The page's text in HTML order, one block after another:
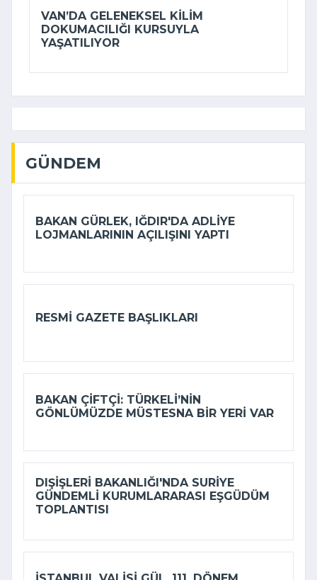
VAN’DA GELENEKSEL KILIM
DOKUMACILIĞI KURSUYLA
YAŞATILIYOR
GÜNDEM
BAKAN GÜRLEK, IĞDIR'DA ADLIYE
LOJMANLARININ AÇILIŞINI YAPTI
RESMI GAZETE BAŞLIKLARI
BAKAN ÇIFTÇI: TÜRKELI’NIN
GÖNLÜMÜZDE MÜSTESNA BIR YERI VAR
DIŞIŞLERI BAKANLIĞI'NDA SURIYE
GÜNDEMLI KURUMLARARASI EŞGÜDÜM
TOPLANTISI